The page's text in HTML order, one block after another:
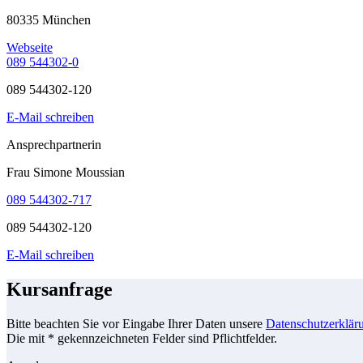
80335 München
Webseite
089 544302-0
089 544302-120
E-Mail schreiben
Ansprechpartnerin
Frau Simone Moussian
089 544302-717
089 544302-120
E-Mail schreiben
Kursanfrage
Bitte beachten Sie vor Eingabe Ihrer Daten unsere
Die mit * gekennzeichneten Felder sind Pflichtfelder.